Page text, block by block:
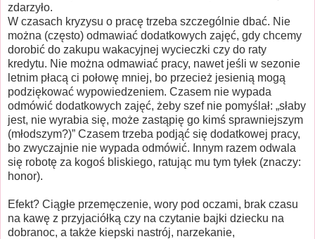
zdarzyło.
W czasach kryzysu o pracę trzeba szczególnie dbać. Nie
można (często) odmawiać dodatkowych zajęć, gdy chcemy
dorobić do zakupu wakacyjnej wycieczki czy do raty
kredytu. Nie można odmawiać pracy, nawet jeśli w sezonie
letnim płacą ci połowę mniej, bo przecież jesienią mogą
podziękować wypowiedzeniem. Czasem nie wypada
odmówić dodatkowych zajęć, żeby szef nie pomyślał: „słaby
jest, nie wyrabia się, może zastąpię go kimś sprawniejszym
(młodszym?)” Czasem trzeba podjąć się dodatkowej pracy,
bo zwyczajnie nie wypada odmówić. Innym razem odwala
się robotę za kogoś bliskiego, ratując mu tym tyłek (znaczy:
honor).
Efekt? Ciągłe przemęczenie, wory pod oczami, brak czasu
na kawę z przyjaciółką czy na czytanie bajki dziecku na
dobranoc, a także kiepski nastrój, narzekanie,